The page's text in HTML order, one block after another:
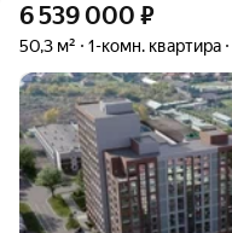
6 539 000 ₽
50,3 м² 1-комн. квартира